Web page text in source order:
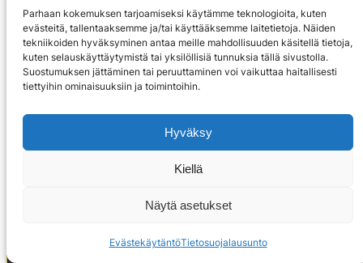
Parhaan kokemuksen tarjoamiseksi käytämme teknologioita, kuten
evästeitä, tallentaaksemme ja/tai käyttääksemme laitetietoja. Näiden
tekniikoiden hyväksyminen antaa meille mahdollisuuden käsitellä tietoja,
kuten selauskäyttäytymistä tai yksilöllisiä tunnuksia tällä sivustolla.
Suostumuksen jättäminen tai peruuttaminen voi vaikuttaa haitallisesti
tiettyihin ominaisuuksiin ja toimintoihin.
Hyväksy
Kiellä
Näytä asetukset
EvästekäytäntöTietosuojalausunto
As Oy Taikavarpu
Uudistuotanto, 2023-2024
Huoneistot: 10
Laajuus: KVR urakka / uudiskohde, Rivitalo
TYKS Rakennus 7, Kiinamyllynkatu 4-8,
Uusi Aura, Pääskyntie, 21420 Lieto
OTA YHTEYTTÄ